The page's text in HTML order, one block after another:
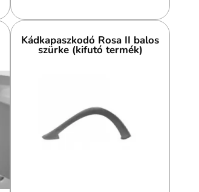
Kádkapaszkodó Rosa II balos
szürke (kifutó termék)